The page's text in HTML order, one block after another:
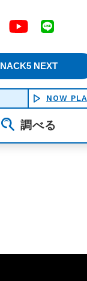
Facebook YouTube
NACK5 NEXT
NOW
ANOTHER
調べる